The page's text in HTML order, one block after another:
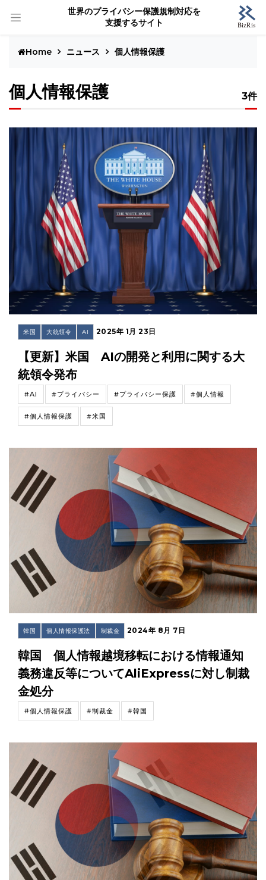
世界のプライバシー保護規制対応を
支援するサイト
Home ニュース 個人情報保護
個人情報保護 3件
米国 大統領令 AI 2025年 1月 23日
【更新】米国 AIの開発と利用に関する大
統領令発布
#AI #プライバシー #プライバシー保護 #個人情報
#個人情報保護 #米国
韓国 個人情報保護法 制裁金 2024年 8月 7日
韓国 個人情報越境移転における情報通知
義務違反等についてAliExpressに対し制裁
金処分
#個人情報保護 #制裁金 #韓国